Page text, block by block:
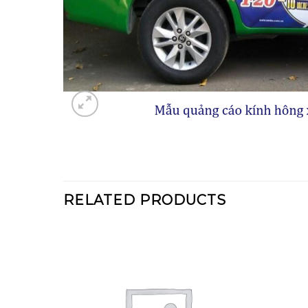
RELATED PRODUCTS